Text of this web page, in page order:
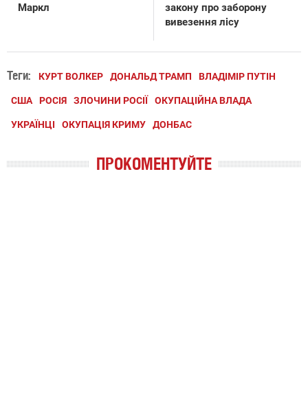
Маркл
закону про заборону
вивезення лісу
Теги: КУРТ ВОЛКЕР ДОНАЛЬД ТРАМП ВЛАДІМІР ПУТІН
США РОСІЯ ЗЛОЧИНИ РОСІЇ ОКУПАЦІЙНА ВЛАДА
УКРАЇНЦІ ОКУПАЦІЯ КРИМУ ДОНБАС
ПРОКОМЕНТУЙТЕ